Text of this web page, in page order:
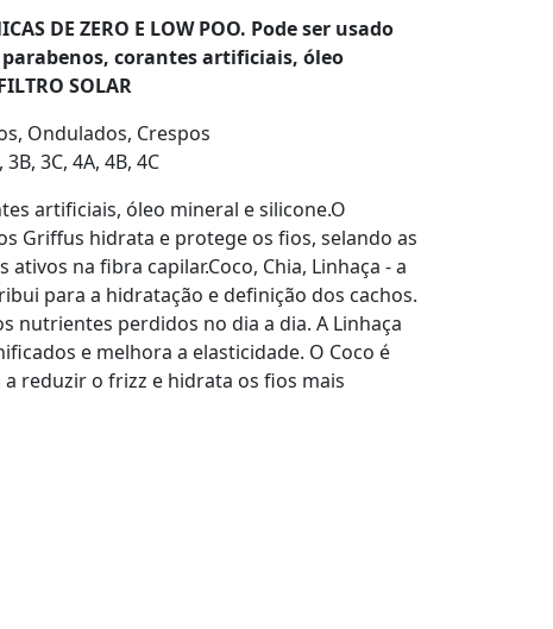
DE ZERO E LOW POO. Pode ser usado
parabenos, corantes artificiais, óleo
SOLAR
Ondulados, Crespos
3B, 3C, 4A, 4B, 4C
artificiais, óleo mineral e silicone.O
Griffus hidrata e protege os fios, selando as
na fibra capilar.Coco, Chia, Linhaça - a
para a hidratação e definição dos cachos.
nutrientes perdidos no dia a dia. A Linhaça
e melhora a elasticidade. O Coco é
reduzir o frizz e hidrata os fios mais